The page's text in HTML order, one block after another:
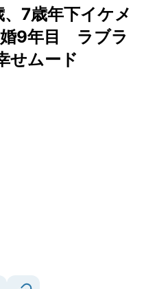
7歳年下イケメ
婚9年目 ラブラ
せムード